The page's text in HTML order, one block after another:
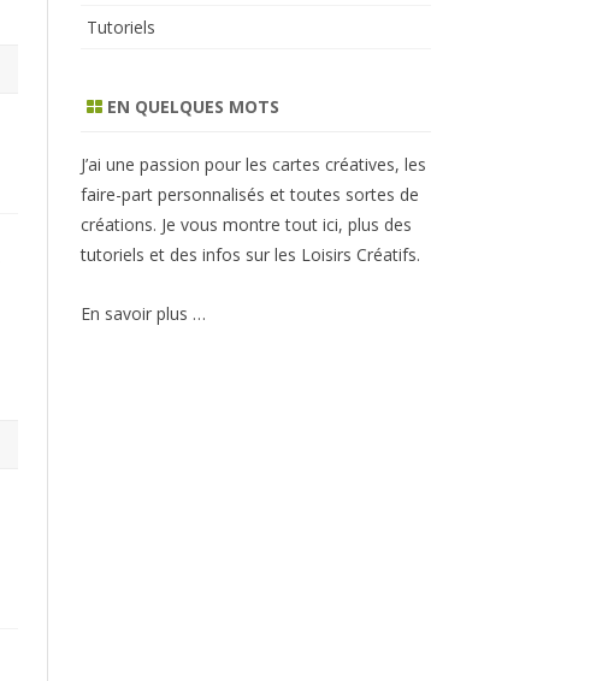
Tutoriels
EN QUELQUES MOTS
J’ai une passion pour les cartes créatives, les
faire-part personnalisés et toutes sortes de
créations. Je vous montre tout ici, plus des
tutoriels et des infos sur les Loisirs Créatifs.
En savoir plus …